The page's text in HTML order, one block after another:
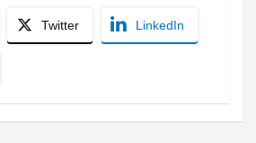
Twitter LinkedIn